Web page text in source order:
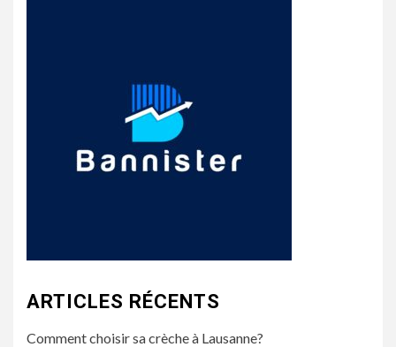
ARTICLES RÉCENTS
Comment choisir sa crèche à Lausanne?